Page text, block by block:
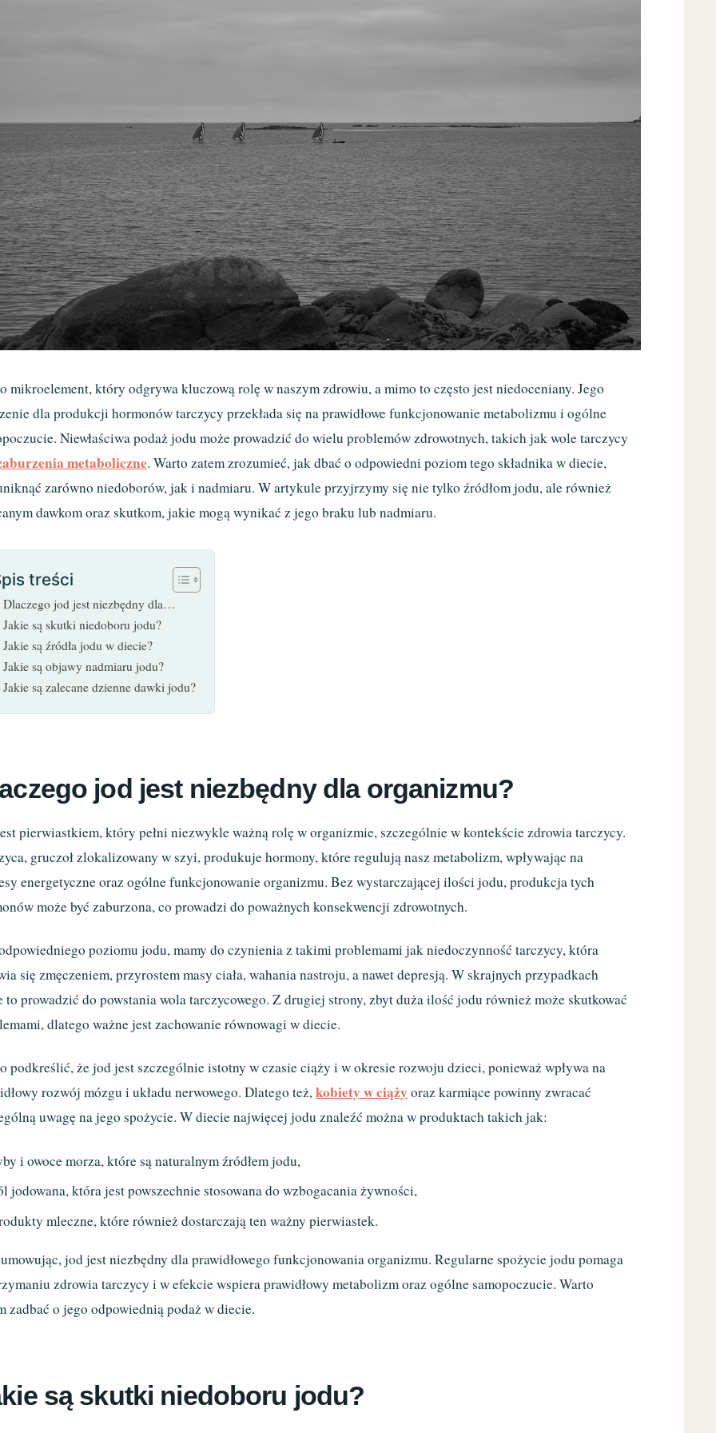
mikroelement, który odgrywa kluczową rolę w naszym zdrowiu, a mimo to często jest niedoceniany. Jego
dla produkcji hormonów tarczycy przekłada się na prawidłowe funkcjonowanie metabolizmu i ogólne
Niewłaściwa podaż jodu może prowadzić do wielu problemów zdrowotnych, takich jak wole tarczycy
metaboliczne. Warto zatem zrozumieć, jak dbać o odpowiedni poziom tego składnika w diecie,
zarówno niedoborów, jak i nadmiaru. W artykule przyjrzymy się nie tylko źródłom jodu, ale również
dawkom oraz skutkom, jakie mogą wynikać z jego braku lub nadmiaru.
treści
Dlaczego jod jest niezbędny dla…
Jakie są skutki niedoboru jodu?
Jakie są źródła jodu w diecie?
Jakie są objawy nadmiaru jodu?
Jakie są zalecane dzienne dawki jodu?
jod jest niezbędny dla organizmu?
pierwiastkiem, który pełni niezwykle ważną rolę w organizmie, szczególnie w kontekście zdrowia tarczycy.
gruczoł zlokalizowany w szyi, produkuje hormony, które regulują nasz metabolizm, wpływając na
energetyczne oraz ogólne funkcjonowanie organizmu. Bez wystarczającej ilości jodu, produkcja tych
może być zaburzona, co prowadzi do poważnych konsekwencji zdrowotnych.
poziomu jodu, mamy do czynienia z takimi problemami jak niedoczynność tarczycy, która
się zmęczeniem, przyrostem masy ciała, wahania nastroju, a nawet depresją. W skrajnych przypadkach
to prowadzić do powstania wola tarczycowego. Z drugiej strony, zbyt duża ilość jodu również może skutkować
dlatego ważne jest zachowanie równowagi w diecie.
podkreślić, że jod jest szczególnie istotny w czasie ciąży i w okresie rozwoju dzieci, ponieważ wpływa na
rozwój mózgu i układu nerwowego. Dlatego też,kobiety w ciąży oraz karmiące powinny zwracać
uwagę na jego spożycie. W diecie najwięcej jodu znaleźć można w produktach takich jak:
i owoce morza, które są naturalnym źródłem jodu,
jodowana, która jest powszechnie stosowana do wzbogacania żywności,
mleczne, które również dostarczają ten ważny pierwiastek.
jod jest niezbędny dla prawidłowego funkcjonowania organizmu. Regularne spożycie jodu pomaga
zdrowia tarczycy i w efekcie wspiera prawidłowy metabolizm oraz ogólne samopoczucie. Warto
zadbać o jego odpowiednią podaż w diecie.
są skutki niedoboru jodu?